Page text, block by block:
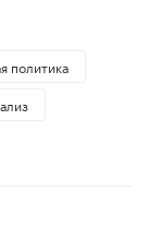
политика